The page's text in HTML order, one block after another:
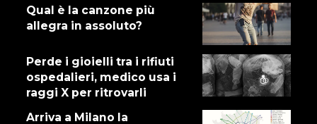
Qual è la canzone più
allegra in assoluto?
Perde i gioielli tra i rifiuti
ospedalieri, medico usa i
raggi X per ritrovarli
Arriva a Milano la
Gnano 5 - Episodio 14
16 LUGLIO 2026
Dove abita Ennio 103: Revisione